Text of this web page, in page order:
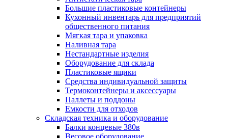
Большие пластиковые контейнеры
Кухонный инвентарь для предприятий
общественного питания
Мягкая тара и упаковка
Наливная тара
Нестандартные изделия
Оборудование для склада
Пластиковые ящики
Средства индивидуальной защиты
Термоконтейнеры и аксессуары
Паллеты и поддоны
Емкости для отходов
Складская техника и оборудование
Балки концевые 380в
Весовое оборудование